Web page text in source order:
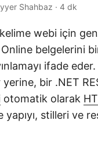
Shahbaz · 4 dk
webi için
belgelerini
ifade
bir .NET
otomatik olarak
stilleri ve